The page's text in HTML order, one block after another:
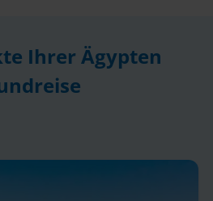
Ihrer Ägypten